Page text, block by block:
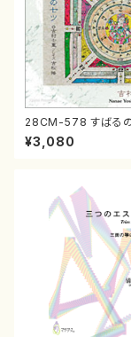
28CM-578 すばるの
十絃箏/クラリネット/
ン/チェロ/吉松 隆：/
¥3,080